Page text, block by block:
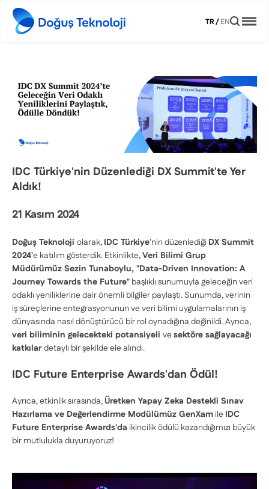
TR/EN
IDC Türkiye'nin Düzenlediği DX Summit'te Yer
Aldık!
21 Kasım 2024
Doğuş Teknoloji olarak, IDC Türkiye'nin düzenlediği DX Summit
2024'e katılım gösterdik. Etkinlikte,Veri Bilimi Grup
Müdürümüz Sezin Tunaboylu, "Data-Driven Innovation: A
Journey Towards the Future" başlıklı sunumuyla geleceğin veri
odaklı yeniliklerine dair önemli bilgiler paylaştı. Sunumda, verinin
iş süreçlerine entegrasyonunun ve veri bilimi uygulamalarının iş
dünyasında nasıl dönüştürücü bir rol oynadığına değinildi. Ayrıca,
veri biliminin gelecekteki potansiyeli vesektöre sağlayacağı
katkılardetaylı bir şekilde ele alındı.
IDC Future Enterprise Awards'dan Ödül!
Ayrıca, etkinlik sırasında,Üretken Yapay Zeka Destekli Sınav
Hazırlama ve Değerlendirme Modülümüz GenXam ile IDC
Future Enterprise Awards'da ikincilik ödülü kazandığımızı büyük
bir mutlulukla duyuruyoruz!